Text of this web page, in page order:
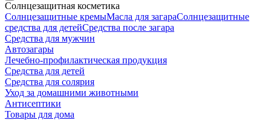
Солнцезащитная косметика
Солнцезащитные кремыМасла для загараСолнцезащитные
средства для детейСредства после загара
Средства для мужчин
Автозагары
Лечебно-профилактическая продукция
Средства для детей
Средства для солярия
Уход за домашними животными
Антисептики
Товары для дома